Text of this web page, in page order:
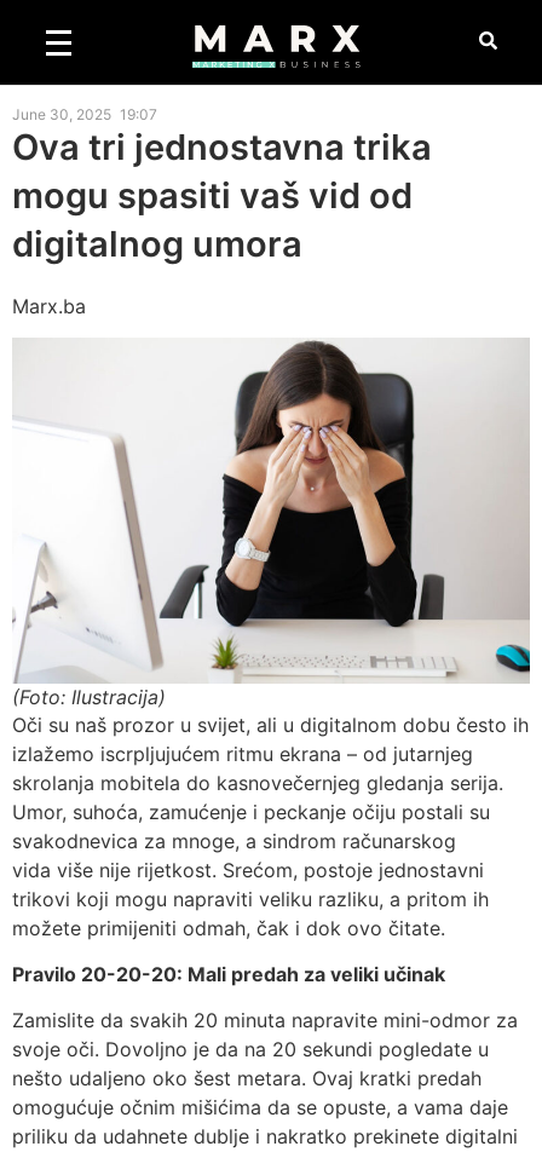
June 30, 2025 19:07
Ova tri jednostavna trika
mogu spasiti vaš vid od
digitalnog umora
Marx.ba
(Foto: Ilustracija)
Oči su naš prozor u svijet, ali u digitalnom dobu često ih
izlažemo iscrpljujućem ritmu ekrana – od jutarnjeg
skrolanja mobitela do kasnovečernjeg gledanja serija.
Umor, suhoća, zamućenje i peckanje očiju postali su
svakodnevica za mnoge, a sindrom računarskog
vida više nije rijetkost. Srećom, postoje jednostavni
trikovi koji mogu napraviti veliku razliku, a pritom ih
možete primijeniti odmah, čak i dok ovo čitate.
Pravilo 20-20-20: Mali predah za veliki učinak
Zamislite da svakih 20 minuta napravite mini-odmor za
svoje oči. Dovoljno je da na 20 sekundi pogledate u
nešto udaljeno oko šest metara. Ovaj kratki predah
omogućuje očnim mišićima da se opuste, a vama daje
priliku da udahnete dublje i nakratko prekinete digitalni